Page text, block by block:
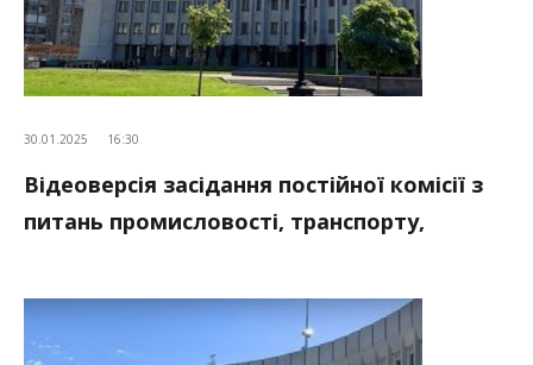
30.01.2025 16:30
Відеоверсія засідання постійної комісії з
питань промисловості, транспорту,
комплексу, архітектури, будівництва та
житлово-комунального господарства